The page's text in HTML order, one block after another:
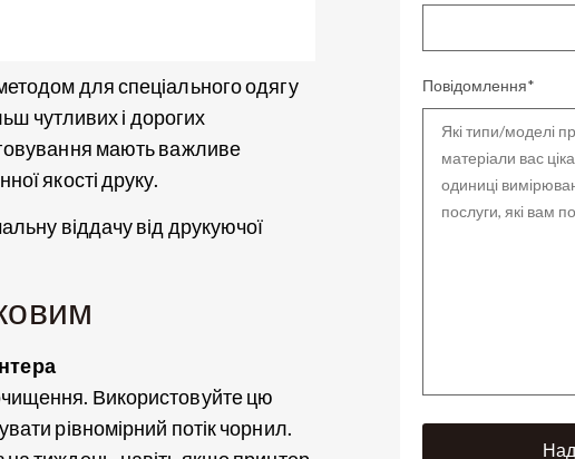
для спеціального одягу
чутливих і дорогих
мають важливе
якості друку.
віддачу від друкуючої
Використовуйте цю
рівномірний потік чорнил.
Повідомлення*